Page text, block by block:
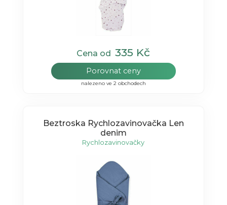
Cena od335 Kč
Porovnat ceny
nalezeno ve 2 obchodech
Beztroska Rychlozavinovačka Len
denim
Rychlozavinovačky